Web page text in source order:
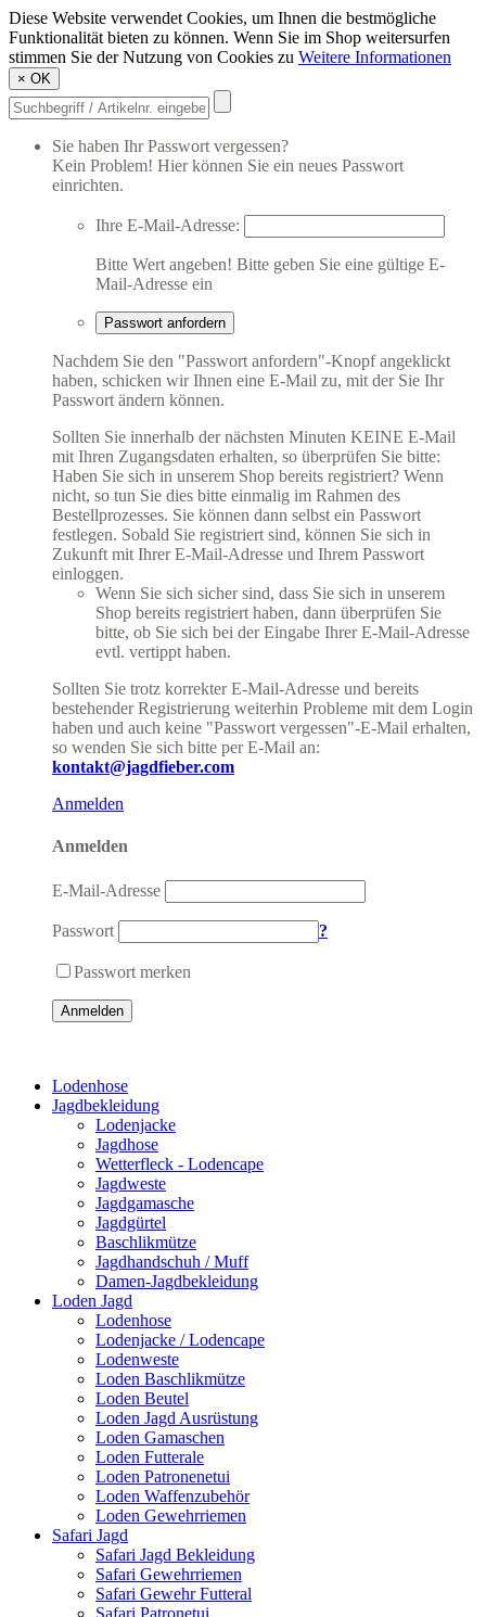
Diese Website verwendet Cookies, um Ihnen die bestmögliche
Funktionalität bieten zu können. Wenn Sie im Shop weitersurfen
stimmen Sie der Nutzung von Cookies zu Weitere Informationen
× OK
Sie haben Ihr Passwort vergessen?
Kein Problem! Hier können Sie ein neues Passwort
einrichten.
Ihre E-Mail-Adresse:
Bitte Wert angeben! Bitte geben Sie eine gültige E-
Mail-Adresse ein
Passwort anfordern
Nachdem Sie den "Passwort anfordern"-Knopf angeklickt
haben, schicken wir Ihnen eine E-Mail zu, mit der Sie Ihr
Passwort ändern können.
Sollten Sie innerhalb der nächsten Minuten KEINE E-Mail
mit Ihren Zugangsdaten erhalten, so überprüfen Sie bitte:
Haben Sie sich in unserem Shop bereits registriert? Wenn
nicht, so tun Sie dies bitte einmalig im Rahmen des
Bestellprozesses. Sie können dann selbst ein Passwort
festlegen. Sobald Sie registriert sind, können Sie sich in
Zukunft mit Ihrer E-Mail-Adresse und Ihrem Passwort
einloggen.
Wenn Sie sich sicher sind, dass Sie sich in unserem
Shop bereits registriert haben, dann überprüfen Sie
bitte, ob Sie sich bei der Eingabe Ihrer E-Mail-Adresse
evtl. vertippt haben.
Sollten Sie trotz korrekter E-Mail-Adresse und bereits
bestehender Registrierung weiterhin Probleme mit dem Login
haben und auch keine "Passwort vergessen"-E-Mail erhalten,
so wenden Sie sich bitte per E-Mail an:
kontakt@jagdfieber.com
Anmelden
Anmelden
E-Mail-Adresse
Passwort ?
Passwort merken
Anmelden
Lodenhose
Jagdbekleidung
Lodenjacke
Jagdhose
Wetterfleck - Lodencape
Jagdweste
Jagdgamasche
Jagdgürtel
Baschlikmütze
Jagdhandschuh / Muff
Damen-Jagdbekleidung
Loden Jagd
Lodenhose
Lodenjacke / Lodencape
Lodenweste
Loden Baschlikmütze
Loden Beutel
Loden Jagd Ausrüstung
Loden Gamaschen
Loden Futterale
Loden Patronenetui
Loden Waffenzubehör
Loden Gewehrriemen
Safari Jagd
Safari Jagd Bekleidung
Safari Gewehrriemen
Safari Gewehr Futteral
Safari Patronetui